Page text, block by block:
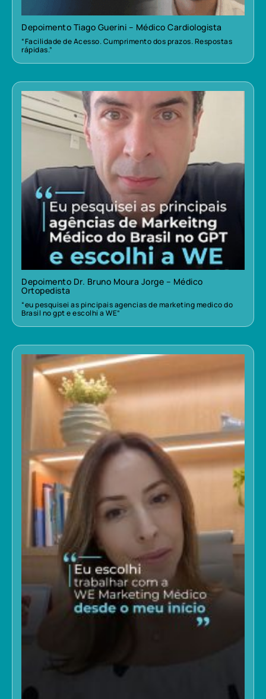
Depoimento Tiago Guerini – Médico Cardiologista
“Facilidade de Acesso. Cumprimento dos prazos. Respostas
rápidas.”
Depoimento Dr. Bruno Moura Jorge – Médico
Ortopedista
“eu pesquisei as pincipais agencias de marketing medico do
Brasil no gpt e escolhi a WE”